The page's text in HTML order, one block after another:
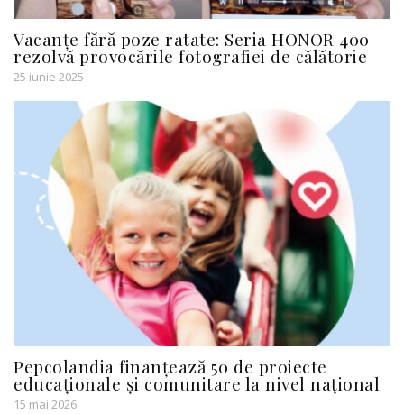
Vacanțe fără poze ratate: Seria HONOR 400
rezolvă provocările fotografiei de călătorie
25 iunie 2025
Pepcolandia finanțează 50 de proiecte
educaționale și comunitare la nivel național
15 mai 2026